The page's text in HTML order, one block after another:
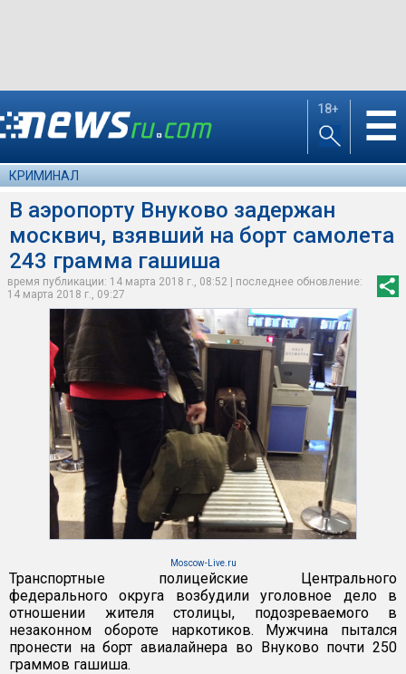
18+ ☰
КРИМИНАЛ
В аэропорту Внуково задержан
москвич, взявший на борт самолета
243 грамма гашиша
время публикации: 14 марта 2018 г., 08:52 | последнее обновление:
14 марта 2018 г., 09:27
Moscow-Live.ru
Транспортные полицейские Центрального
федерального округа возбудили уголовное дело в
отношении жителя столицы, подозреваемого в
незаконном обороте наркотиков. Мужчина пытался
пронести на борт авиалайнера во Внуково почти 250
граммов гашиша.